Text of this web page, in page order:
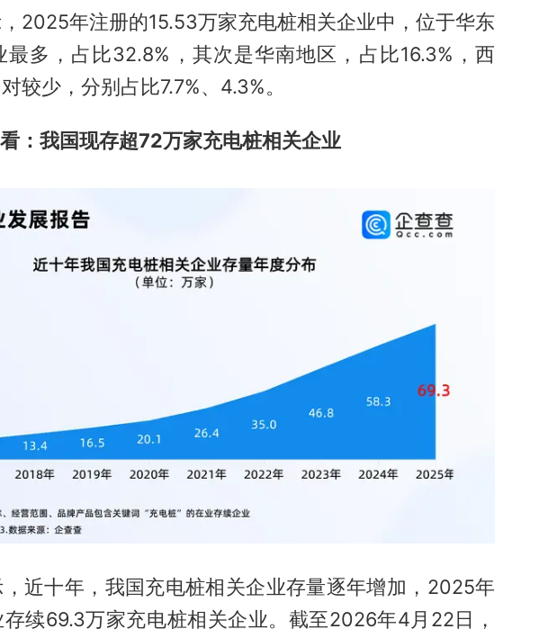
2025年注册的15.53万家充电桩相关企业中，位于华东
多，占比32.8%，其次是华南地区，占比16.3%，西
较少，分别占比7.7%、4.3%。
：我国现存超72万家充电桩相关企业
近十年，我国充电桩相关企业存量逐年增加，2025年
续69.3万家充电桩相关企业。截至2026年4月22日，